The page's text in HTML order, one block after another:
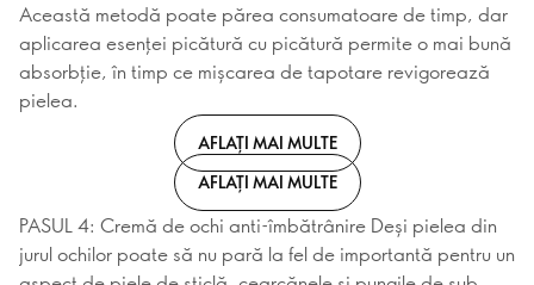
Această metodă poate părea consumatoare de timp, dar
aplicarea esenței picătură cu picătură permite o mai bună
absorbție, în timp ce mișcarea de tapotare revigorează
pielea.
AFLAȚI MAI MULTE
AFLAȚI MAI MULTE
PASUL 4: Cremă de ochi anti-îmbătrânire Deși pielea din
jurul ochilor poate să nu pară la fel de importantă pentru un